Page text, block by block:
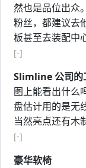
然也是品位出众
粉丝，都建议去
板甚至去装配中
[-]
Slimline 公司的
图上能看出什么
盘估计用的是无
当然亮点还有木
[-]
豪华软椅